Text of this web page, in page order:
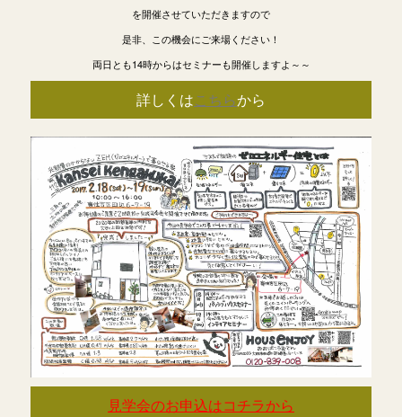
を開催させていただきますので
是非、この機会にご来場ください！
両日とも14時からはセミナーも開催しますよ～～
詳しくはこちらから
見学会のお申込はコチラから